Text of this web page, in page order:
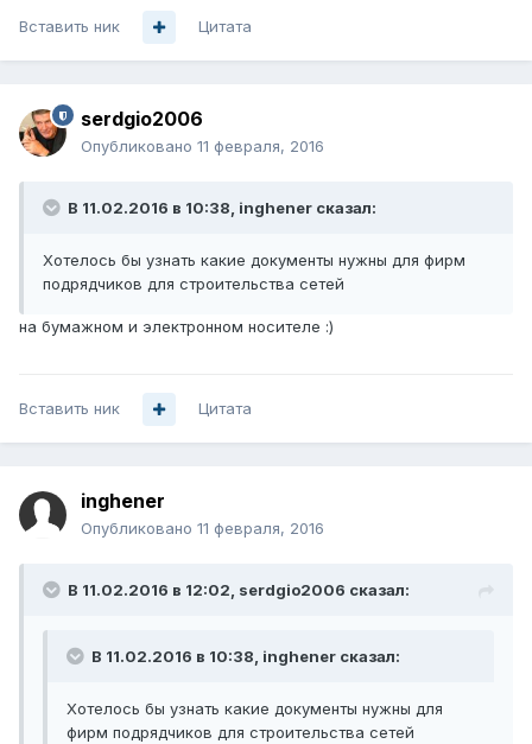
Вставить ник Цитата
serdgio2006
Опубликовано 11 февраля, 2016
В 11.02.2016 в 10:38, inghener сказал:
Хотелось бы узнать какие документы нужны для фирм
подрядчиков для строительства сетей
на бумажном и электронном носителе :)
Вставить ник Цитата
inghener
Опубликовано 11 февраля, 2016
В 11.02.2016 в 12:02, serdgio2006 сказал:
В 11.02.2016 в 10:38, inghener сказал:
Хотелось бы узнать какие документы нужны для
фирм подрядчиков для строительства сетей